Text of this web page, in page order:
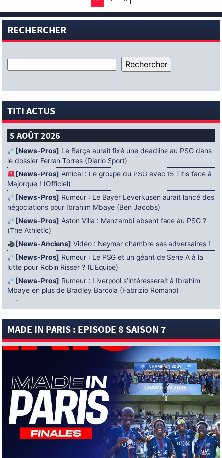
RECHERCHER
TITI ACTUS
5 AOÛT 2026
[News-Pros] Le Barça aurait fixé une deadline au PSG dans
le dossier Ferran Torres (Diario Sport)
[News-Pros] Amical : Le groupe du PSG avec 15 Titis face à
Majorque ! (Officiel)
[News-Pros] Rumeur : Le Bayer Leverkusen aurait lancé des
négociations pour Ibrahim Mbaye (Ben Jacobs)
[News-Pros] Aston Villa : Manzambi absent face au PSG ?
(The Athletic)
[News-Anciens] Vidéo : Neymar chambre ses adversaires !
[News-Pros] Rumeur : Le PSG et un géant de Serie A à la
lutte pour Robin Risser ? (L’Equipe)
[News-Pros] Rumeur : Liverpool s’intéresserait à Ibrahim
Mbaye en plus de Bradley Barcola (Fabrizio Romano)
[News-Pros]
Rumeur : Accord contractuel trouvé entre le
[News-Pros]Rumeur : Le PSG aurait lancé un ultimatum
pour boucler le dossier Ferran Torres (Matteo Moretto)
4 AOÛT 2026
Mercato : Khalil Ayari prêté à Dunkerque
(Officiel)
[News-Anciens]Leverkusen : un retour de Diaby envisagé
(Foot Mercato)
[News-Formation]Nsoki va filer au Dinamo Zagreb
(L’Equipe)
[News-Pros]Rumeur : Suzuki acheté par le PSG puis prêté ?
MADE IN PARIS : EPISODE 8 SAISON 7